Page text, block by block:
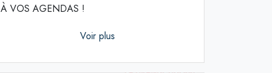
À VOS AGENDAS !
Voir plus